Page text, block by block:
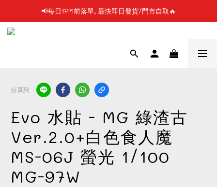
📢凡購物滿$199 順豐自提點免運費📦📦
📢每日1PM前落單, 最快即日發貨/門市自取🔥
📢凡購物滿$199 順豐自提點免運費📦📦
分享到
Evo 水貼 - MG 綠渣古
Ver.2.0+白色食人魔
MS-06J 螢光 1/100
MG-97W